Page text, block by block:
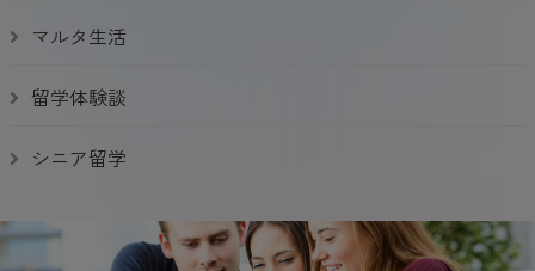
マルタ生活
留学体験談
シニア留学